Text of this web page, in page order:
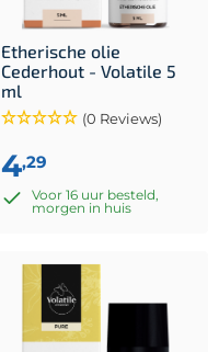
Etherische olie
Cederhout - Volatile 5
ml
(0 Reviews)
4,29
Voor 16 uur besteld,
morgen in huis